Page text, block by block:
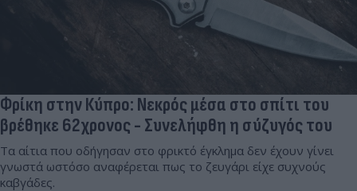
Φρίκη στην Κύπρο: Νεκρός μέσα στο σπίτι του
βρέθηκε 62χρονος - Συνελήφθη η σύζυγός του
Τα αίτια που οδήγησαν στο φρικτό έγκλημα δεν έχουν γίνει
γνωστά ωστόσο αναφέρεται πως το ζευγάρι είχε συχνούς
καβγάδες.